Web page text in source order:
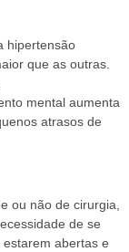
hipertensão
que as outras.
mental aumenta
atrasos de
ou não de cirurgia,
de se
abertas e